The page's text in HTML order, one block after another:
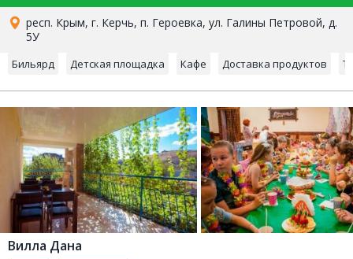
респ. Крым, г. Керчь, п. Героевка, ул. Галины Петровой, д.
5У
Бильярд Детская площадка Кафе Доставка продуктов
Вилла Дана